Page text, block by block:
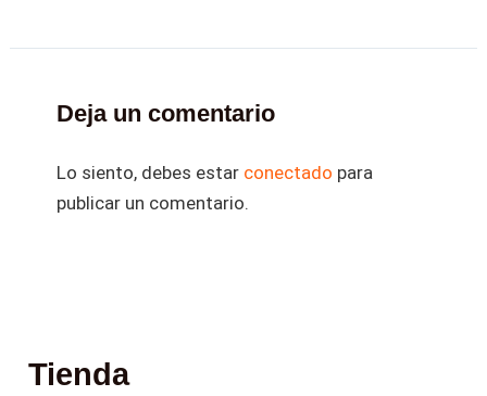
Deja un comentario
Lo siento, debes estar conectado para
publicar un comentario.
Tienda